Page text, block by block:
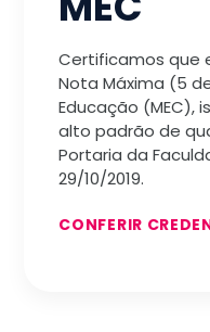
Certificamos que
Nota Máxima (5
Educação (MEC),
alto padrão de
Portaria da
29/10/2019.
CONFERIR